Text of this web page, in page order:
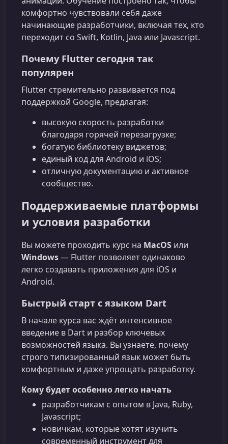
комфортно чувствовали себя даже
начинающие разработчики, включая тех, кто
переходит со Swift, Kotlin, Java или Javascript.
Почему Flutter сегодня так
популярен
Flutter стремительно развивается под
поддержкой Google, предлагая:
высокую скорость разработки
благодаря горячей перезагрузке;
богатую библиотеку виджетов;
единый код для Android и iOS;
отличную документацию и активное
сообщество.
Поддерживаемые платформы
и условия разработки
Вы можете проходить курс на MacOS или
Windows— Flutter позволяет одинаково
легко создавать приложения для iOS и
Android.
Быстрый старт с языком Dart
В начале курса вас ждёт интенсивное
введение в Dart и разбор ключевых
возможностей языка. Вы узнаете, почему
строго типизированный язык может быть
комфортным и даже упрощать разработку.
Кому будет особенно легко начать
разработчикам с опытом в Java, Ruby,
Javascript;
новичкам, которые хотят изучить
современный инструмент для